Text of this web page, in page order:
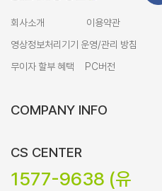
회사소개 이용약관
영상정보처리기기 운영/관리 방침
무이자 할부 혜택
PC버전
COMPANY INFO
CS CENTER
1577-9638 (유